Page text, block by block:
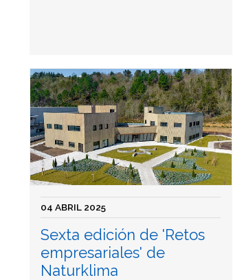
04 ABRIL 2025
Sexta edición de 'Retos
empresariales' de
Naturklima